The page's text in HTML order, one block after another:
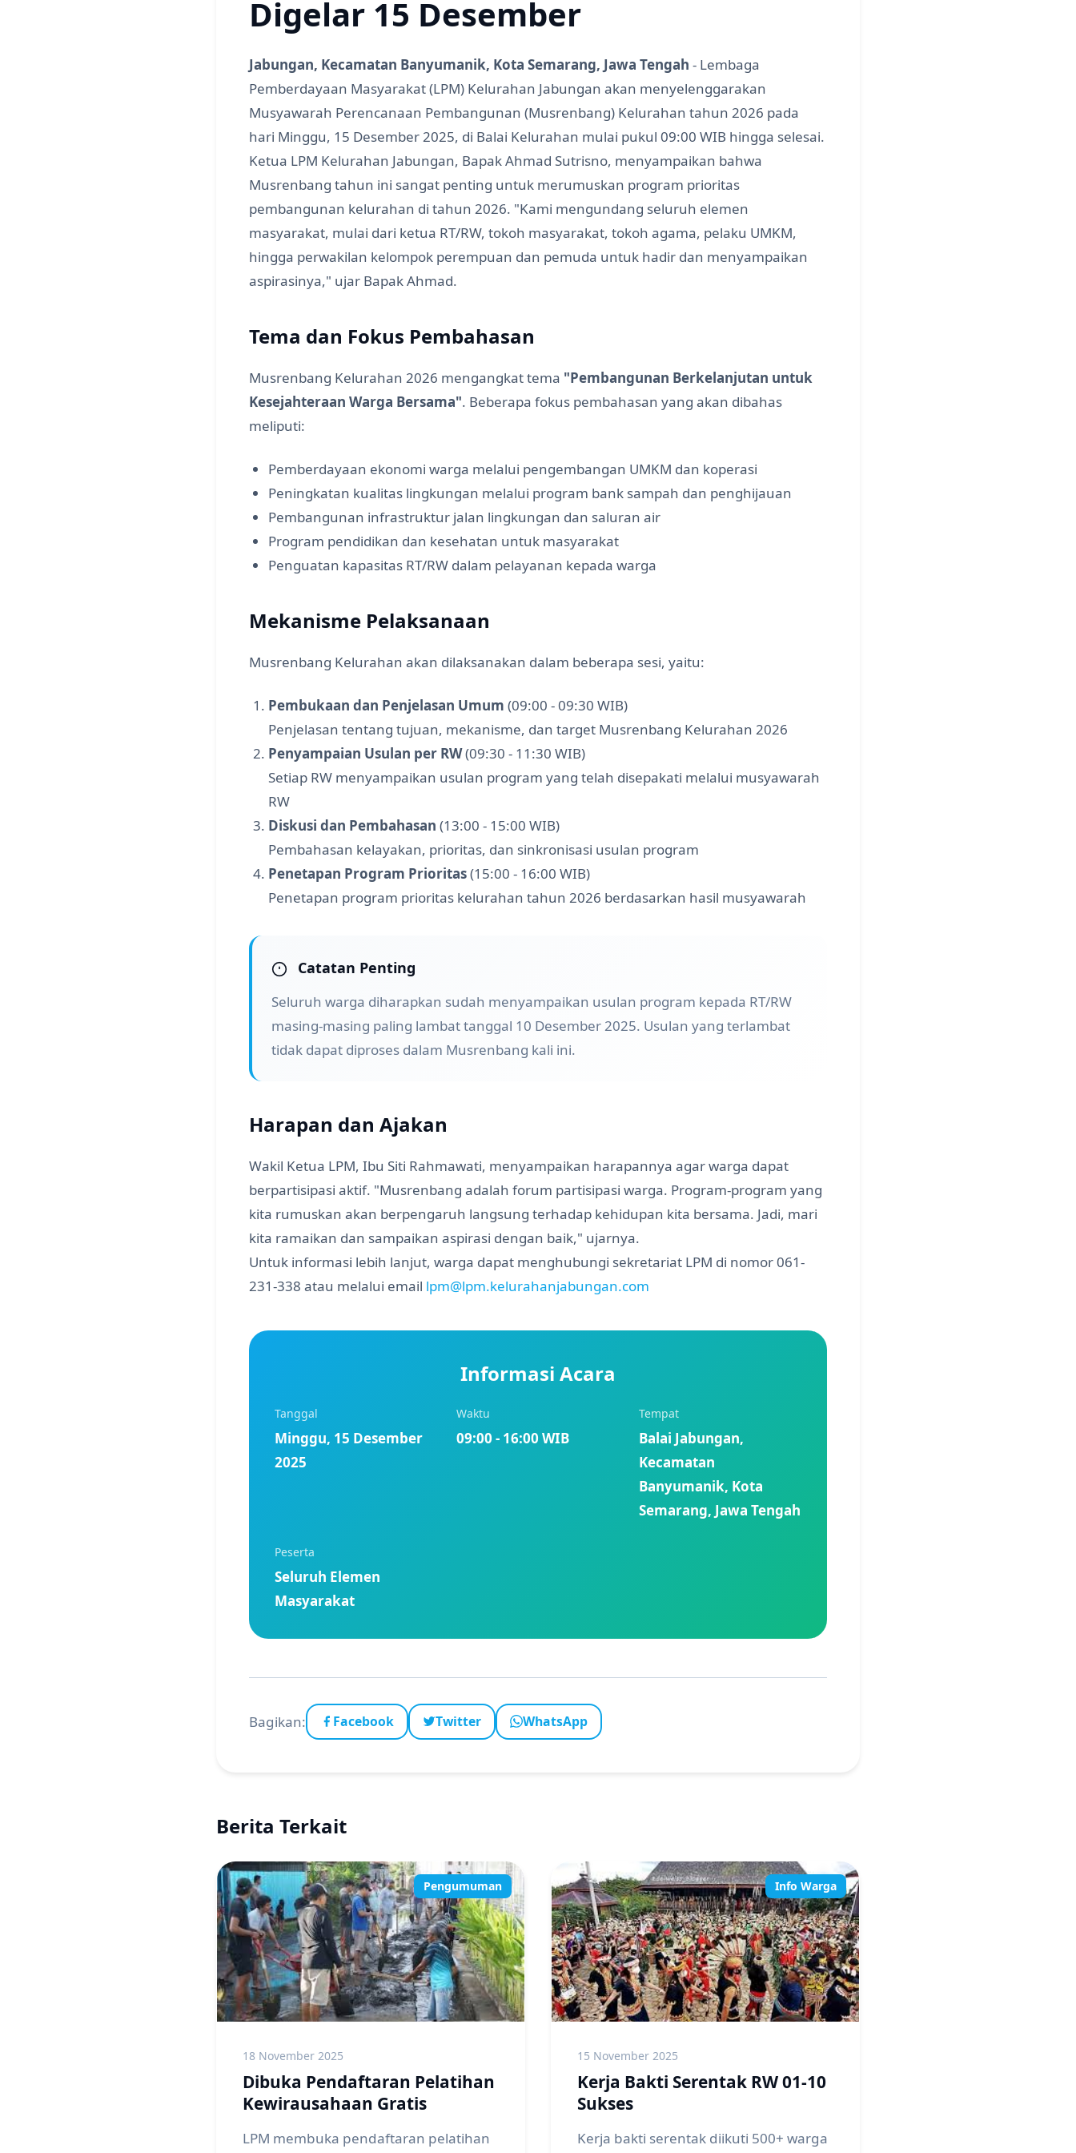
Digelar 15 Desember
Jabungan, Kecamatan Banyumanik, Kota Semarang, Jawa Tengah - Lembaga
Pemberdayaan Masyarakat (LPM) Kelurahan Jabungan akan menyelenggarakan
Musyawarah Perencanaan Pembangunan (Musrenbang) Kelurahan tahun 2026 pada
hari Minggu, 15 Desember 2025, di Balai Kelurahan mulai pukul 09:00 WIB hingga selesai.
Ketua LPM Kelurahan Jabungan, Bapak Ahmad Sutrisno, menyampaikan bahwa
Musrenbang tahun ini sangat penting untuk merumuskan program prioritas
pembangunan kelurahan di tahun 2026. "Kami mengundang seluruh elemen
masyarakat, mulai dari ketua RT/RW, tokoh masyarakat, tokoh agama, pelaku UMKM,
hingga perwakilan kelompok perempuan dan pemuda untuk hadir dan menyampaikan
aspirasinya," ujar Bapak Ahmad.
Tema dan Fokus Pembahasan
Musrenbang Kelurahan 2026 mengangkat tema "Pembangunan Berkelanjutan untuk
Kesejahteraan Warga Bersama". Beberapa fokus pembahasan yang akan dibahas
meliputi:
Pemberdayaan ekonomi warga melalui pengembangan UMKM dan koperasi
Peningkatan kualitas lingkungan melalui program bank sampah dan penghijauan
Pembangunan infrastruktur jalan lingkungan dan saluran air
Program pendidikan dan kesehatan untuk masyarakat
Penguatan kapasitas RT/RW dalam pelayanan kepada warga
Mekanisme Pelaksanaan
Musrenbang Kelurahan akan dilaksanakan dalam beberapa sesi, yaitu:
Pembukaan dan Penjelasan Umum (09:00 - 09:30 WIB)
Penjelasan tentang tujuan, mekanisme, dan target Musrenbang Kelurahan 2026
Penyampaian Usulan per RW(09:30 - 11:30 WIB)
Setiap RW menyampaikan usulan program yang telah disepakati melalui musyawarah
RW
Diskusi dan Pembahasan (13:00 - 15:00 WIB)
Pembahasan kelayakan, prioritas, dan sinkronisasi usulan program
Penetapan Program Prioritas(15:00 - 16:00 WIB)
Penetapan program prioritas kelurahan tahun 2026 berdasarkan hasil musyawarah
Catatan Penting
Seluruh warga diharapkan sudah menyampaikan usulan program kepada RT/RW
masing-masing paling lambat tanggal 10 Desember 2025. Usulan yang terlambat
tidak dapat diproses dalam Musrenbang kali ini.
Harapan dan Ajakan
Wakil Ketua LPM, Ibu Siti Rahmawati, menyampaikan harapannya agar warga dapat
berpartisipasi aktif. "Musrenbang adalah forum partisipasi warga. Program-program yang
kita rumuskan akan berpengaruh langsung terhadap kehidupan kita bersama. Jadi, mari
kita ramaikan dan sampaikan aspirasi dengan baik," ujarnya.
Untuk informasi lebih lanjut, warga dapat menghubungi sekretariat LPM di nomor 061-
231-338 atau melalui email lpm@lpm.kelurahanjabungan.com
Informasi Acara
Tanggal
Minggu, 15 Desember
2025
Waktu
09:00 - 16:00 WIB
Tempat
Balai Jabungan,
Kecamatan
Banyumanik, Kota
Semarang, Jawa Tengah
Peserta
Seluruh Elemen
Masyarakat
Bagikan: Facebook Twitter WhatsApp
Berita Terkait
Pengumuman
18 November 2025
Dibuka Pendaftaran Pelatihan
Kewirausahaan Gratis
LPM membuka pendaftaran pelatihan
Info Warga
15 November 2025
Kerja Bakti Serentak RW 01-10
Sukses
Kerja bakti serentak diikuti 500+ warga